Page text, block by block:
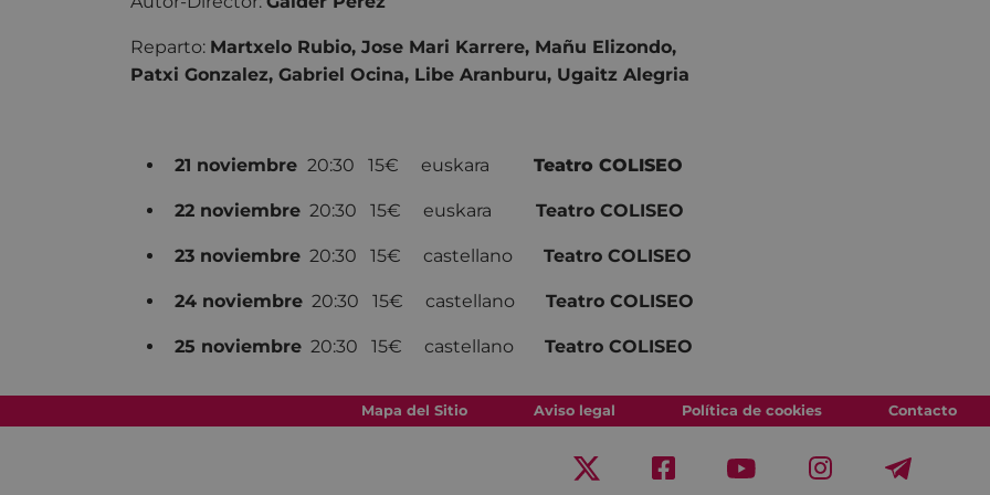
Reparto: Martxelo Rubio, Jose Mari Karrere, Mañu Elizondo,
Patxi Gonzalez, Gabriel Ocina, Libe Aranburu, Ugaitz Alegria
21 noviembre 20:30 15€ euskara Teatro COLISEO
22 noviembre 20:30 15€ euskara Teatro COLISEO
23 noviembre 20:30 15€ castellano Teatro COLISEO
24 noviembre 20:30 15€ castellano Teatro COLISEO
25 noviembre 20:30 15€ castellano Teatro COLISEO
Mapa del Sitio Aviso legal Política de cookies Contacto